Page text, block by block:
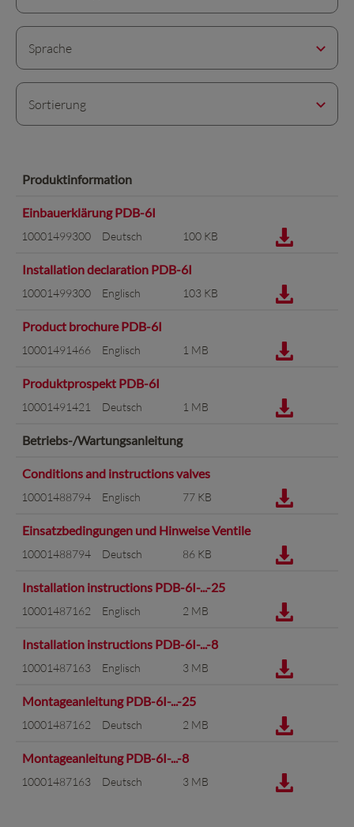
Sprache
Sortierung
Produktinformation
Einbauerklärung PDB-6I
10001499300 Deutsch 100 KB
Installation declaration PDB-6I
10001499300 Englisch 103 KB
Product brochure PDB-6I
10001491466 Englisch 1 MB
Produktprospekt PDB-6I
10001491421 Deutsch 1 MB
Betriebs-/Wartungsanleitung
Conditions and instructions valves
10001488794 Englisch 77 KB
Einsatzbedingungen und Hinweise Ventile
10001488794 Deutsch 86 KB
Installation instructions PDB-6I-...-25
10001487162 Englisch 2 MB
Installation instructions PDB-6I-...-8
10001487163 Englisch 3 MB
Montageanleitung PDB-6I-...-25
10001487162 Deutsch 2 MB
Montageanleitung PDB-6I-...-8
10001487163 Deutsch 3 MB